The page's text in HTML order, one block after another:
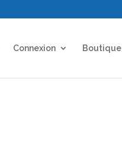
Connexion Boutique